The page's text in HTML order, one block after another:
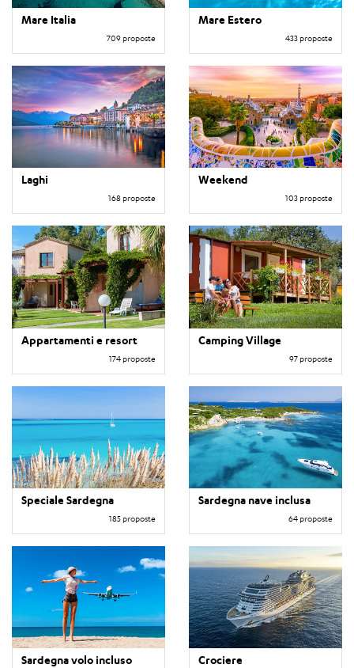
Mare Italia
709 proposte
Mare Estero
433 proposte
Laghi
168 proposte
Weekend
103 proposte
Appartamenti e resort
174 proposte
Camping Village
97 proposte
Speciale Sardegna
185 proposte
Sardegna nave inclusa
64 proposte
Sardegna volo incluso Crociere